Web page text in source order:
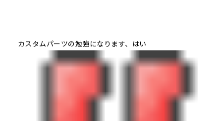
カスタムパーツの勉強になります、はい